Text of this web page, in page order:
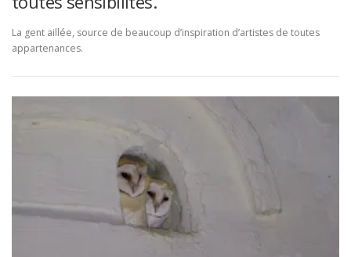
La gent aillée, source de beaucoup d’inspiration d’artistes de toutes
appartenances.